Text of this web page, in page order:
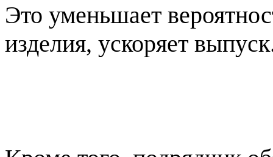
Это уменьшает
изделия, ускоряет